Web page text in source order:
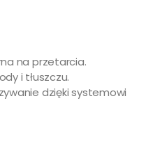
na przetarcia.
i tłuszczu.
dzięki systemowi